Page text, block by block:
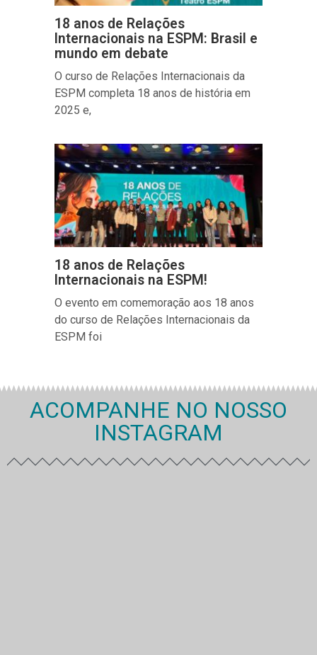
18 anos de Relações
Internacionais na ESPM: Brasil e
mundo em debate
O curso de Relações Internacionais da
ESPM completa 18 anos de história em
2025 e,
18 anos de Relações
Internacionais na ESPM!
O evento em comemoração aos 18 anos
do curso de Relações Internacionais da
ESPM foi
ACOMPANHE NO NOSSO
INSTAGRAM